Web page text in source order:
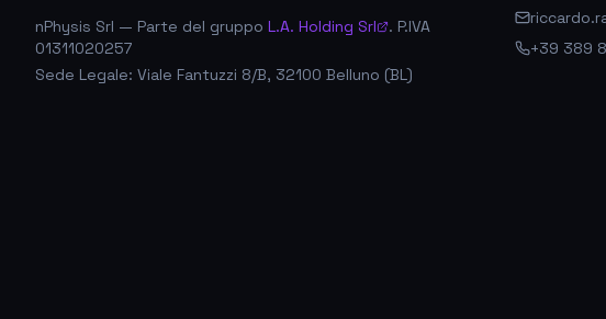
nPhysis Srl — Parte del gruppo L.A. Holding Srl
. P.IVA
01311020257
Sede Legale: Viale Fantuzzi 8/B, 32100 Belluno (BL)
+39 389